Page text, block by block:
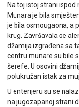
Na toj istoj strani ispod
Munara je bila
je bila osmougaona, a
krug. Završavala se
džamija izgrađena sa
centru munare su bile
šerefe. U osovini
polukružan istak za
U enterijeru su se
na jugozapanoj strani